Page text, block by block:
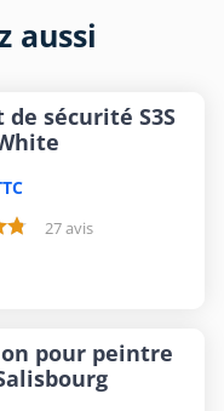
aussi
de sécurité S3S
27 avis
pour peintre